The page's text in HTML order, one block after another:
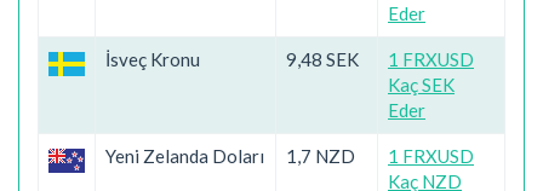
Eder
İsveç Kronu 9,48 SEK
1 FRXUSD
Kaç SEK
Eder
Yeni Zelanda Doları 1,7 NZD
1 FRXUSD
Kaç NZD